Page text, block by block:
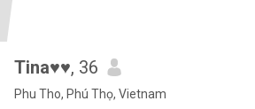
Tina♥♥, 36
Phu Tho, Phú Thọ, Vietnam